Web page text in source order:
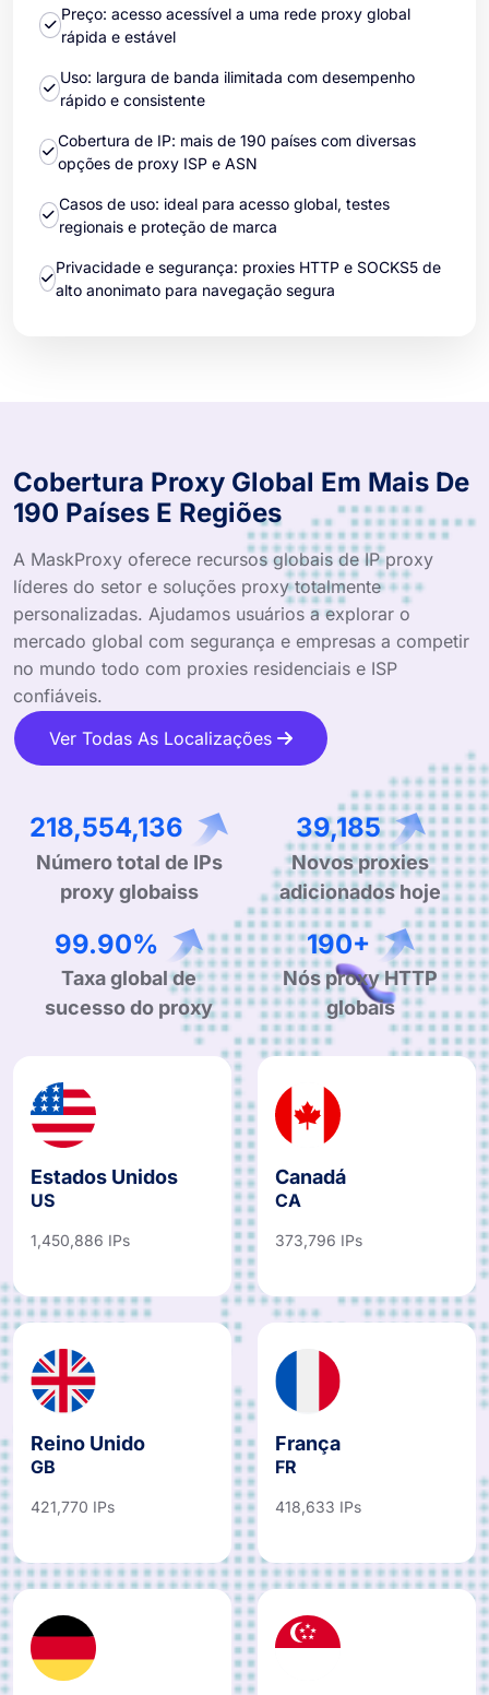
Preço: acesso acessível a uma rede proxy global
rápida e estável
Uso: largura de banda ilimitada com desempenho
rápido e consistente
Cobertura de IP: mais de 190 países com diversas
opções de proxy ISP e ASN
Casos de uso: ideal para acesso global, testes
regionais e proteção de marca
Privacidade e segurança: proxies HTTP e SOCKS5 de
alto anonimato para navegação segura
Cobertura Proxy Global Em Mais De
190 Países E Regiões
A MaskProxy oferece recursos globais de IP proxy
líderes do setor e soluções proxy totalmente
personalizadas. Ajudamos usuários a explorar o
mercado global com segurança e empresas a competir
no mundo todo com proxies residenciais e ISP
confiáveis.
Ver Todas As Localizações
218,554,136
Número total de IPs
proxy globaiss
39,185
Novos proxies
adicionados hoje
99.90%
Taxa global de
sucesso do proxy
190+
Nós proxy HTTP
globais
Estados Unidos
US
1,450,886 IPs
Canadá
CA
373,796 IPs
Reino Unido
GB
421,770 IPs
França
FR
418,633 IPs